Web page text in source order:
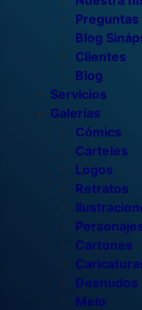
Blog
Clientes
Blog
Servicios
Galerías
Cómics
Carteles
Logos
Retratos
Cartones
Desnudos
Melo